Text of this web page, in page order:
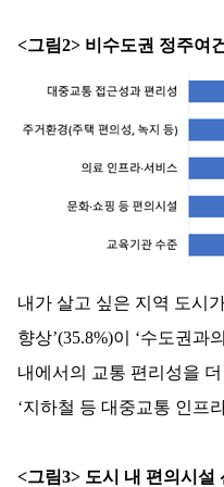
<그림2> 비수도권 정주여
내가 살고 싶은 지역 도시
향상’(35.8%)이 ‘수도권
내에서의 교통 편리성을
‘지하철 등 대중교통 인프
<그림3> 도시 내 편의시설